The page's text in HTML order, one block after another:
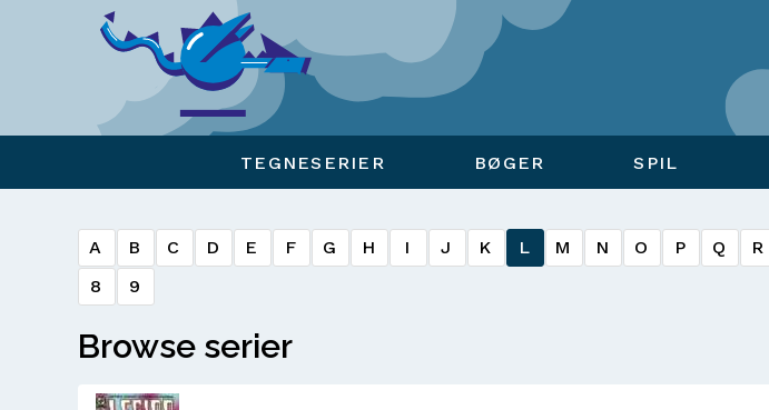
TEGNESERIER BØGER SPIL
A B C D E F G H I J K L M N O P Q R
8
9
Browse serier
Viser overlay for indkøbskurv